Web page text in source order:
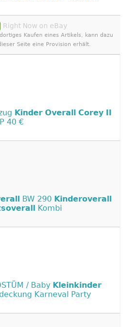
Right Now on eBay
Kaufen eines Artikels, kann dazu
Seite eine Provision erhält.
Kinder Overall Corey II
40 €
BW 290 Kinderoverall
Kombi
/ Baby Kleinkinder
Karneval Party